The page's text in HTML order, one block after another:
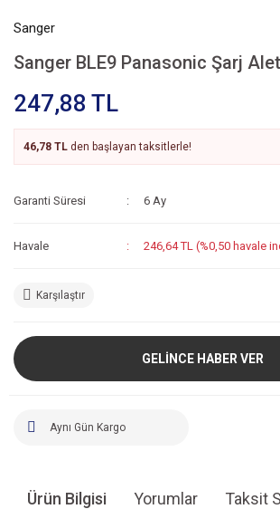
Sanger
Sanger BLE9 Panasonic Şarj
247,88 TL
46,78 TL den başlayan taksitlerle!
Garanti Süresi 6 Ay
Havale 246,64 TL (%0,50 havale
Karşılaştır
GELİNCE HABER VER
Aynı Gün Kargo
Ürün Bilgisi Yorumlar Taksit